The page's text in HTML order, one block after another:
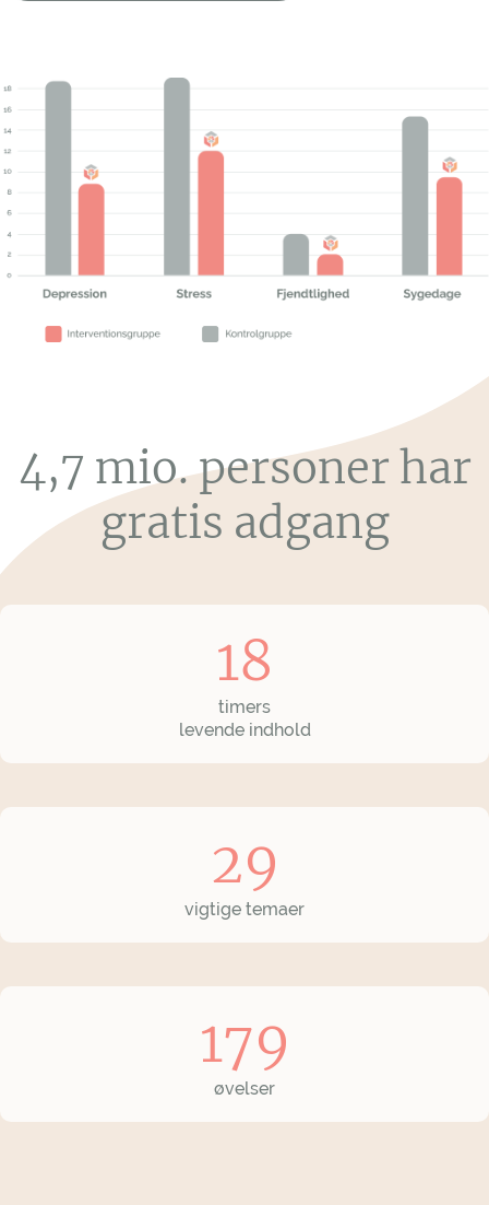
4,7 mio. personer har
gratis adgang
18
timers
levende indhold
29
vigtige temaer
179
øvelser